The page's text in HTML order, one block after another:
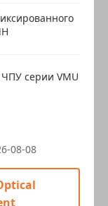
серии VMU
08-08